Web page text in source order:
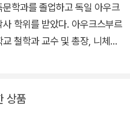
. 겨울에는 따뜻한 이탈리아에
며 종교, 도덕 및 당대의 문화,
. 그러던 중 1889년 초부터 정
규범과 사상을 깨려고 했다.
학과를 졸업하고 독일 아우크
학위를 받았다. 아우크스부르
철학과 교수 및 총장, 니체전
다. 니체 철학 최고의 권위자로,
제들에 대해 끊임없이 답을 찾
상품